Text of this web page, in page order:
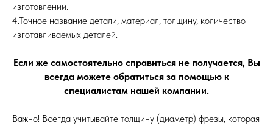
изготовлении.
4.Точное название детали, материал, толщину, количество
изготавливаемых деталей.
Если же самостоятельно справиться не получается, Вы
всегда можете обратиться за помощью к
специалистам нашей компании.
Важно! Всегда учитывайте толщину (диаметр) фрезы, которая